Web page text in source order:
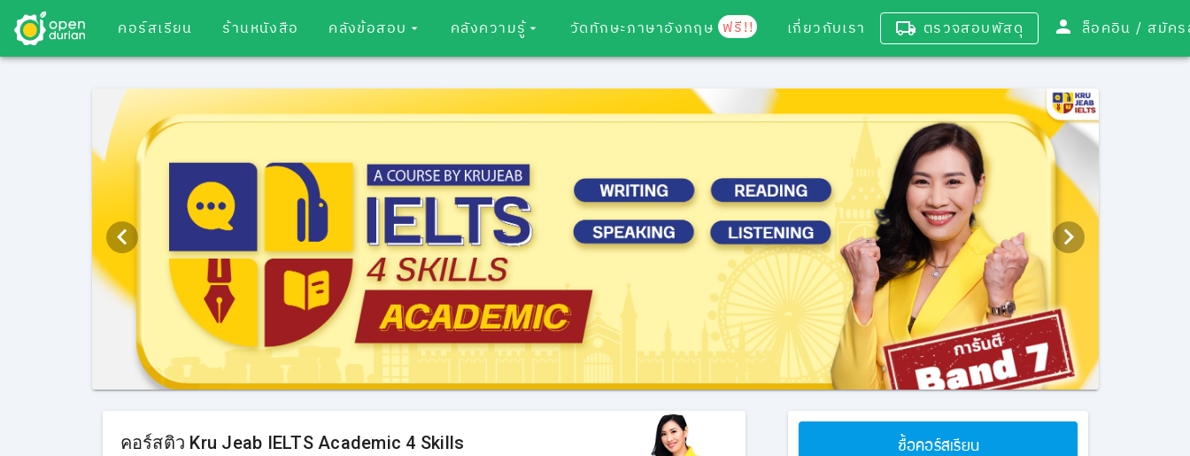
คอร์สเรียน ร้านหนังสือ คลังข้อสอบ คลังความรู้ วัดทักษะภาษาอังกฤษ ฟรี!! เกี่ยวกับเรา ตรวจสอบพัสดุ ล็อคอิน /
คอร์สติว Kru Jeab IELTS Academic 4 Skills
ซื้อคอร์สเรียน